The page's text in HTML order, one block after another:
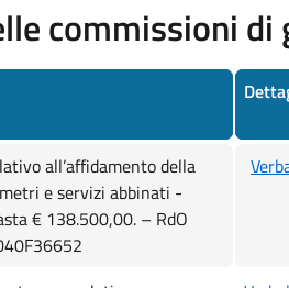
commissioni di
all’affidamento della
e servizi abbinati -
€ 138.500,00. – RdO